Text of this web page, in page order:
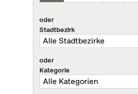
oder
Stadtbezirk
oder
Kategorie